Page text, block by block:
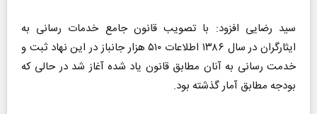
سید رضایی افزود: با تصویب قانون جامع خدمات رسانی به
ایثارگران در سال ۱۳۸۶ اطلاعات ۵۱۰ هزار جانباز در این نهاد ثبت و
خدمت رسانی به آنان مطابق قانون یاد شده آغاز شد در حالی که
بودجه مطابق آمار گذشته بود.